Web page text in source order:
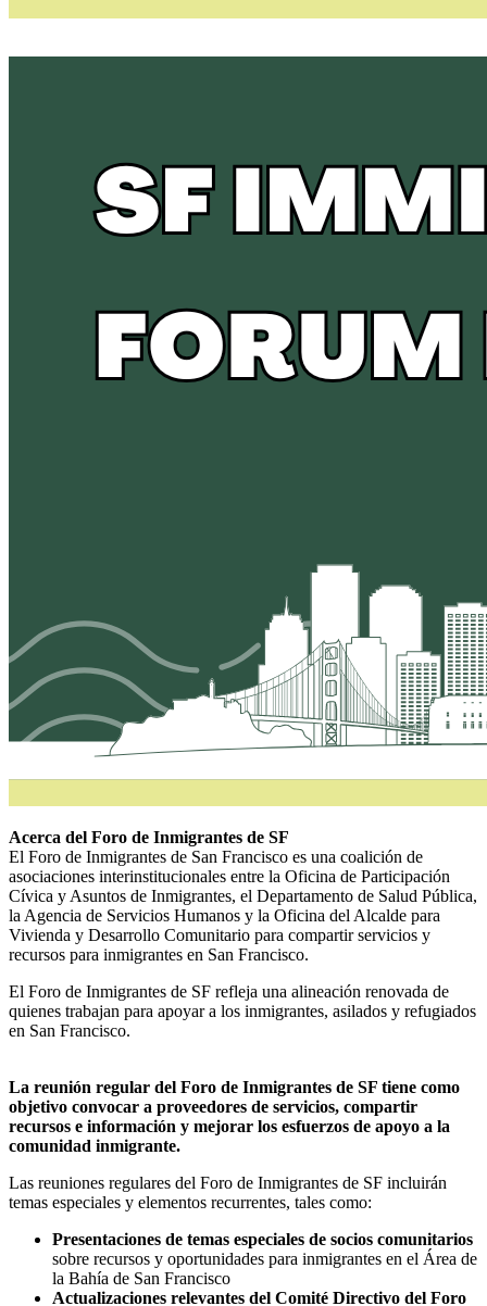
Acerca del Foro de Inmigrantes de SF
El Foro de Inmigrantes de San Francisco es una coalición de
asociaciones interinstitucionales entre la Oficina de Participación
Cívica y Asuntos de Inmigrantes, el Departamento de Salud Pública,
la Agencia de Servicios Humanos y la Oficina del Alcalde para
Vivienda y Desarrollo Comunitario para compartir servicios y
recursos para inmigrantes en San Francisco.
El Foro de Inmigrantes de SF refleja una alineación renovada de
quienes trabajan para apoyar a los inmigrantes, asilados y refugiados
en San Francisco.
La reunión regular del Foro de Inmigrantes de SF tiene como
objetivo convocar a proveedores de servicios, compartir
recursos e información y mejorar los esfuerzos de apoyo a la
comunidad inmigrante.
Las reuniones regulares del Foro de Inmigrantes de SF incluirán
temas especiales y elementos recurrentes, tales como:
Presentaciones de temas especiales de socios comunitarios
sobre recursos y oportunidades para inmigrantes en el Área de
la Bahía de San Francisco
Actualizaciones relevantes del Comité Directivo del Foro